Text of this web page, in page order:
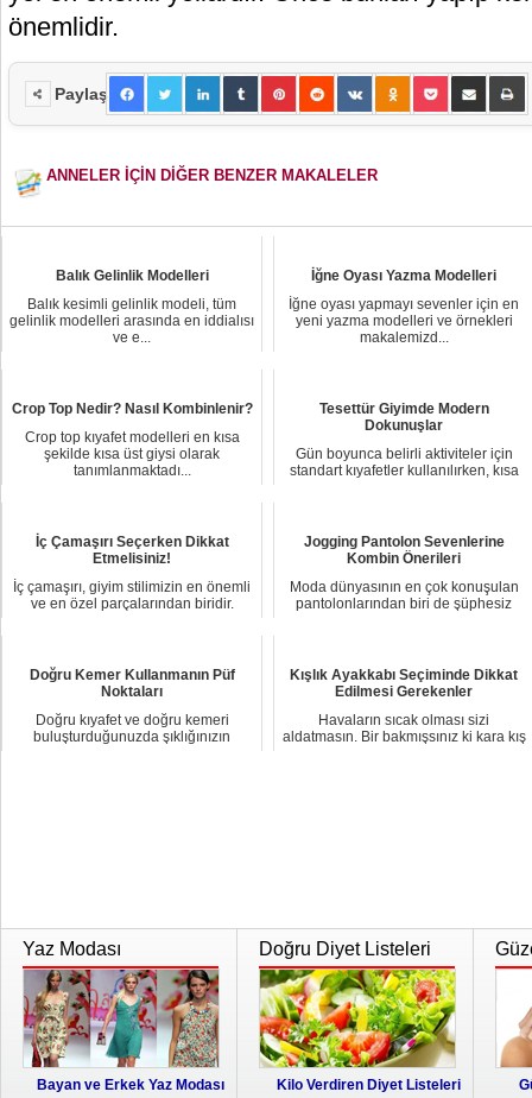
önemlidir.
Paylaş
ANNELER İÇİN DİĞER BENZER MAKALELER
Balık Gelinlik Modelleri
Balık kesimli gelinlik modeli, tüm
gelinlik modelleri arasında en iddialısı
ve e...
İğne Oyası Yazma Modelleri
İğne oyası yapmayı sevenler için en
yeni yazma modelleri ve örnekleri
makalemizd...
Crop Top Nedir? Nasıl Kombinlenir?
Crop top kıyafet modelleri en kısa
şekilde kısa üst giysi olarak
tanımlanmaktadı...
Tesettür Giyimde Modern
Dokunuşlar
Gün boyunca belirli aktiviteler için
standart kıyafetler kullanılırken, kısa
İç Çamaşırı Seçerken Dikkat
Etmelisiniz!
İç çamaşırı, giyim stilimizin en önemli
ve en özel parçalarından biridir.
Jogging Pantolon Sevenlerine
Kombin Önerileri
Moda dünyasının en çok konuşulan
pantolonlarından biri de şüphesiz
Doğru Kemer Kullanmanın Püf
Noktaları
Doğru kıyafet ve doğru kemeri
buluşturduğunuzda şıklığınızın
Kışlık Ayakkabı Seçiminde Dikkat
Edilmesi Gerekenler
Havaların sıcak olması sizi
aldatmasın. Bir bakmışsınız ki kara kış
Yaz Modası
Bayan ve Erkek Yaz Modası
Doğru Diyet Listeleri
Kilo Verdiren Diyet Listeleri